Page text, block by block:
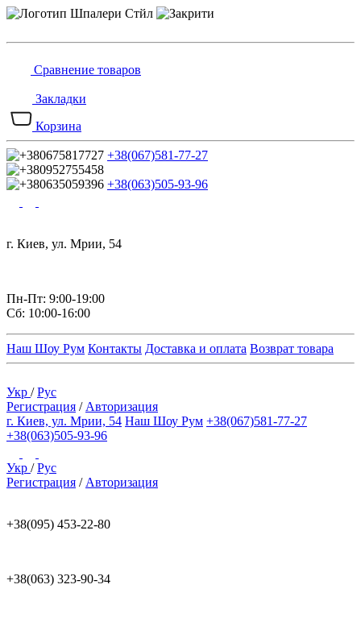
Сравнение товаров
Закладки
Корзина
+38(067)581-77-27
+38(063)505-93-96
г. Киев, ул. Мрии, 54
Пн-Пт: 9:00-19:00
Сб: 10:00-16:00
Наш Шоу Рум Контакты Доставка и оплата Возврат товара
Укр /Рус
Регистрация / Авторизация
г. Киев, ул. Мрии, 54 Наш Шоу Рум +38(067)581-77-27
+38(063)505-93-96
Укр /Рус
Регистрация / Авторизация
+38(095) 453-22-80
+38(063) 323-90-34